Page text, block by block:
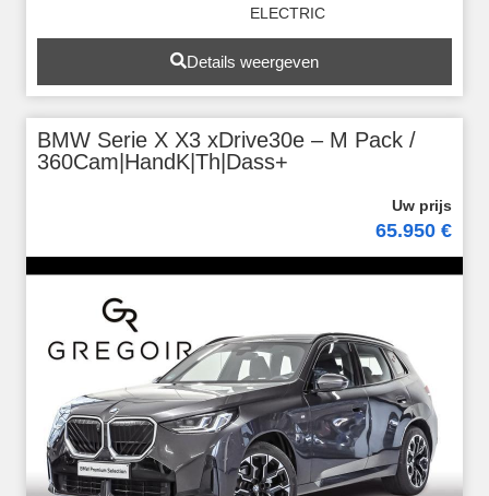
ELECTRIC
Details weergeven
BMW Serie X X3 xDrive30e – M Pack /
360Cam|HandK|Th|Dass+
65.950 €